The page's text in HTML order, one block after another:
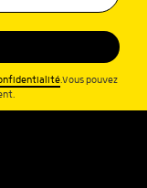
.Vous pouvez